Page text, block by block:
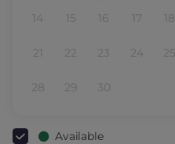
14
Inactive
15
Inactive
16
Inactive
17
Inactive
18
21
Inactive
22
Inactive
23
Inactive
24
Inactive
25
28
Inactive
29
Inactive
30
Inactive
Available